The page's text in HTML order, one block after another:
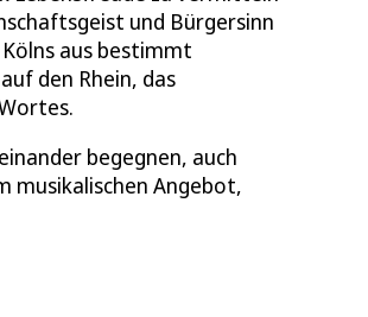
und Bürgersinn
aus bestimmt
den Rhein, das
begegnen, auch
musikalischen Angebot,